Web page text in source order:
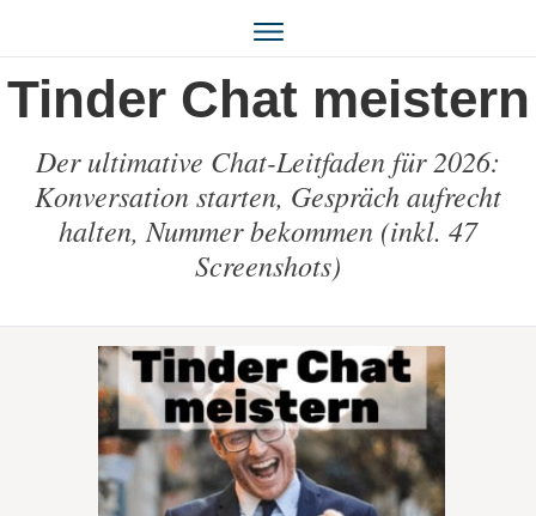
Tinder Chat meistern
Der ultimative Chat-Leitfaden für 2026:
Konversation starten, Gespräch aufrecht
halten, Nummer bekommen (inkl. 47
Screenshots)